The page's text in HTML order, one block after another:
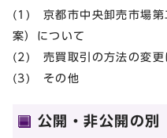
(1) 京都市中央卸売市場第
案）について
(2) 売買取引の方法の変更
(3) その他
公開・非公開の別